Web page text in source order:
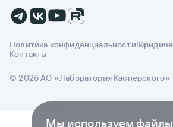
© 2026 АО «Лаборатория Касперского»
Политика конфиденциальности
Контакты
Мы используем